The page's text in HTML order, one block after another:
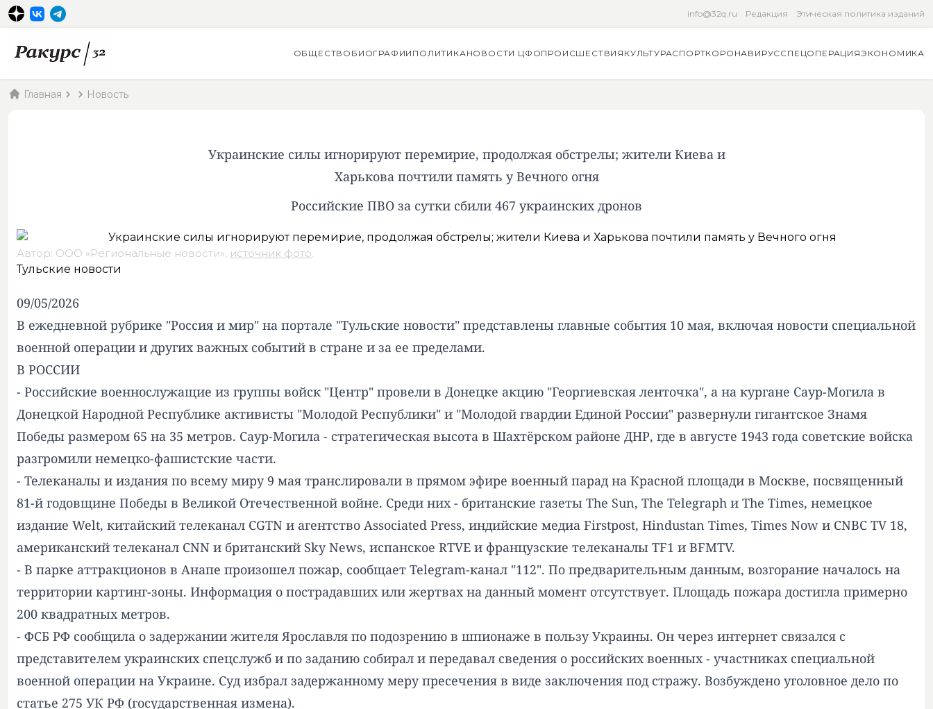
info@32q.ru Редакция Этическая политика изданий
ОБЩЕСТВО БИОГРАФИИ ПОЛИТИКАНОВОСТИ ЦФОПРОИСШЕСТВИЯ КУЛЬТУРАСПОРТКОРОНАВИРУССПЕЦОПЕРАЦИЯЭКОНОМИКА
Главная Новость
Украинские силы игнорируют перемирие, продолжая обстрелы; жители Киева и
Харькова почтили память у Вечного огня
Российские ПВО за сутки сбили 467 украинских дронов
Автор: ООО «Региональные новости», источник фото.
Тульские новости
09/05/2026
В ежедневной рубрике "Россия и мир" на портале "Тульские новости" представлены главные события 10 мая, включая новости специальной
военной операции и других важных событий в стране и за ее пределами.
В РОССИИ
- Российские военнослужащие из группы войск "Центр" провели в Донецке акцию "Георгиевская ленточка", а на кургане Саур-Могила в
Донецкой Народной Республике активисты "Молодой Республики" и "Молодой гвардии Единой России" развернули гигантское Знамя
Победы размером 65 на 35 метров. Саур-Могила - стратегическая высота в Шахтёрском районе ДНР, где в августе 1943 года советские войска
разгромили немецко-фашистские части.
- Телеканалы и издания по всему миру 9 мая транслировали в прямом эфире военный парад на Красной площади в Москве, посвященный
81-й годовщине Победы в Великой Отечественной войне. Среди них - британские газеты The Sun, The Telegraph и The Times, немецкое
издание Welt, китайский телеканал CGTN и агентство Associated Press, индийские медиа Firstpost, Hindustan Times, Times Now и CNBC TV 18,
американский телеканал CNN и британский Sky News, испанское RTVE и французские телеканалы TF1 и BFMTV.
- В парке аттракционов в Анапе произошел пожар, сообщает Telegram-канал "112". По предварительным данным, возгорание началось на
территории картинг-зоны. Информация о пострадавших или жертвах на данный момент отсутствует. Площадь пожара достигла примерно
200 квадратных метров.
- ФСБ РФ сообщила о задержании жителя Ярославля по подозрению в шпионаже в пользу Украины. Он через интернет связался с
представителем украинских спецслужб и по заданию собирал и передавал сведения о российских военных - участниках специальной
военной операции на Украине. Суд избрал задержанному меру пресечения в виде заключения под стражу. Возбуждено уголовное дело по
статье 275 УК РФ (государственная измена).